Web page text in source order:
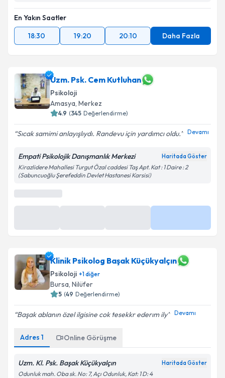
En Yakın Saatler
18:30
19:20 20:10 Daha Fazla
Uzm. Psk. Cem Kutluhan
Psikoloji
Amasya, Merkez
4.9 (345 Değerlendirme)
Sıcak samimi anlayışlıydı. Randevu için yardımcı oldu. Devamı
Empati Psikolojik Danışmanlık Merkezi Haritada Göster
Kirazlidere Mahallesi Turgut Özal caddesi Taş Apt. Kat : 1 Daire : 2
(Sabuncuoğlu Şerefeddin Devlet Hastanesi Karsisi)
En Yakın Saatler
Klinik Psikolog Başak Küçükyalçın
Psikoloji diğer
Bursa, Nilüfer
( Değerlendirme)
Başak ablanın özel ilgisine cok tesekkr ederım ily
Adres 1 Online Görüşme
Uzm. Kl. Psk. Başak Küçükyalçın